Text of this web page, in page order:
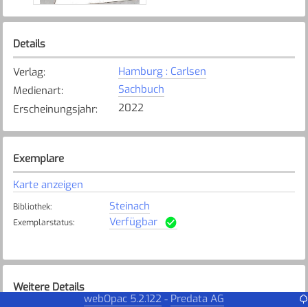
Details
Verlag:
Hamburg : Carlsen
Medienart:
Sachbuch
Erscheinungsjahr: 2022
Exemplare
Karte anzeigen
Bibliothek: Steinach
Exemplarstatus: Verfügbar
Weitere Details
webOpac 5.2.122 - Predata AG